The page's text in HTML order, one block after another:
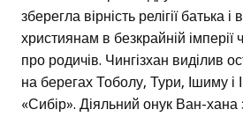
зберегла вірність релігії батька
християнам в безкрайній імперії
про родичів. Чингізхан виділив
на берегах Тоболу, Тури, Ішиму і
«Сибір». Діяльний онук Ван-хана